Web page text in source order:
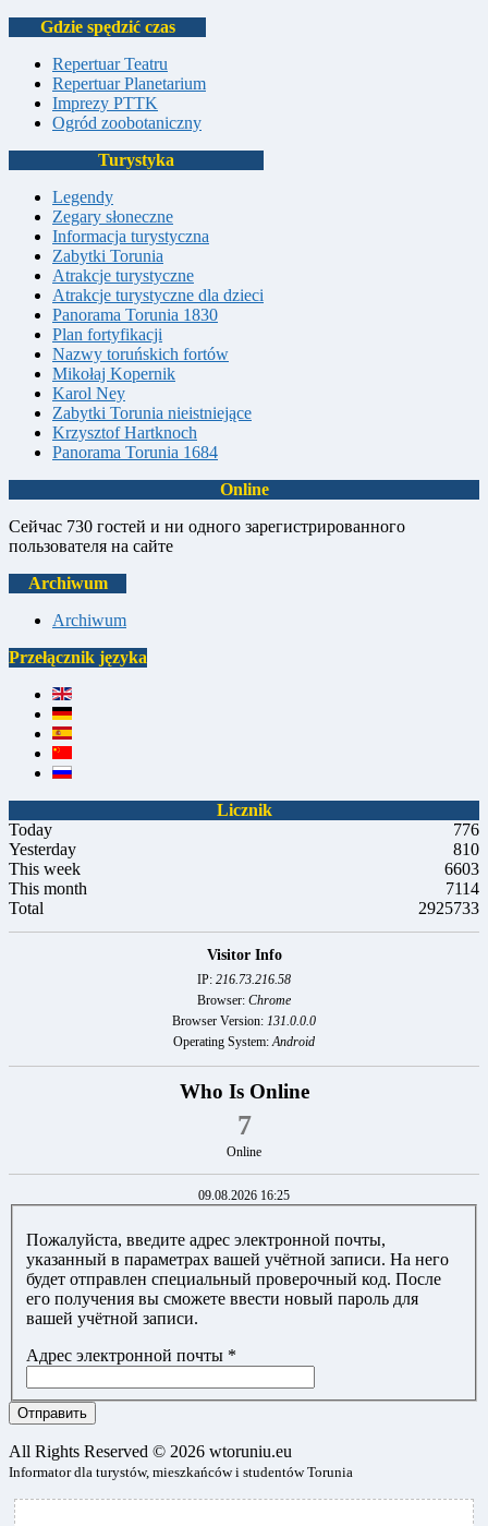
Gdzie spędzić czas
Repertuar Teatru
Repertuar Planetarium
Imprezy PTTK
Ogród zoobotaniczny
Turystyka
Legendy
Zegary słoneczne
Informacja turystyczna
Zabytki Torunia
Atrakcje turystyczne
Atrakcje turystyczne dla dzieci
Panorama Torunia 1830
Plan fortyfikacji
Nazwy toruńskich fortów
Mikołaj Kopernik
Karol Ney
Zabytki Torunia nieistniejące
Krzysztof Hartknoch
Panorama Torunia 1684
Online
Сейчас 730 гостей и ни одного зарегистрированного
пользователя на сайте
Archiwum
Archiwum
Przełącznik języka
Licznik
Today
776
Yesterday
810
This week
6603
This month
7114
Total
2925733
Visitor Info
IP: 216.73.216.58
Browser: Chrome
Browser Version: 131.0.0.0
Operating System:Android
Who Is Online
7
Online
09.08.2026 16:25
Пожалуйста, введите адрес электронной почты,
указанный в параметрах вашей учётной записи. На него
будет отправлен специальный проверочный код. После
его получения вы сможете ввести новый пароль для
вашей учётной записи.
Адрес электронной почты *
Отправить
All Rights Reserved © 2026 wtoruniu.eu
Informator dla turystów, mieszkańców i studentów Torunia